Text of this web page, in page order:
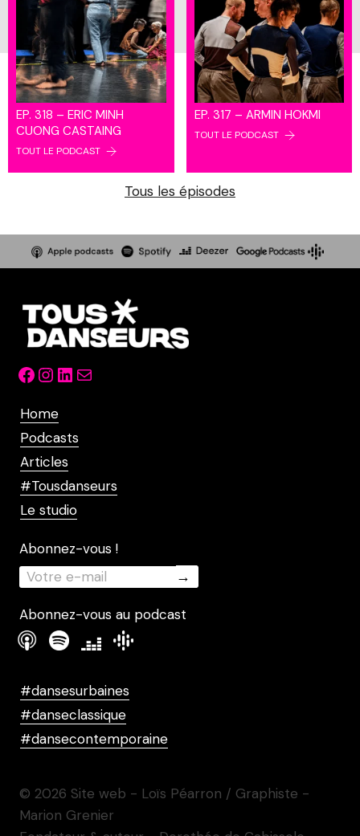
EP. 318 – ERIC MINH
CUONG CASTAING
TOUT LE PODCAST
EP. 317 – ARMIN HOKMI
TOUT LE PODCAST
Tous les épisodes
Facebook
Instagram
LinkedIn
Mail
Home
Podcasts
Articles
#Tousdanseurs
Le studio
Abonnez-vous !
Abonnez-vous au podcast
#dansesurbaines
#danseclassique
#dansecontemporaine
© 2026 Site web - Loïs Péarron / Graphiste -
Marion Grenier